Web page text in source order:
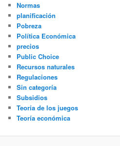
Normas
planificación
Pobreza
Política Económica
precios
Public Choice
Recursos naturales
Regulaciones
Sin categoría
Subsidios
Teoría de los juegos
Teoría económica